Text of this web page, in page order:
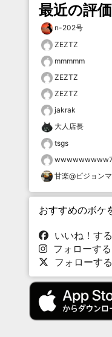
最近の評
n-202号
ZEZTZ
mmmmm
ZEZTZ
ZEZTZ
jakrak
大人店長
tsgs
甘楽@ピジョン
おすすめのボケ
いいね！する
フォローする
フォローする